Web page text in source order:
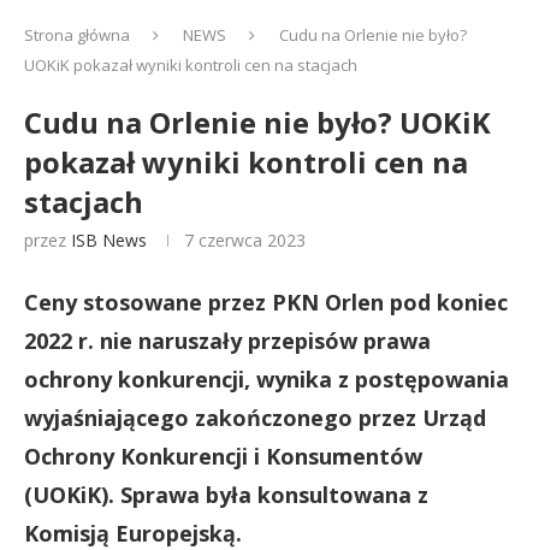
Strona główna NEWS
Cudu na Orlenie nie było?
UOKiK pokazał wyniki kontroli cen na stacjach
Cudu na Orlenie nie było? UOKiK
pokazał wyniki kontroli cen na
stacjach
przez ISB News 7 czerwca 2023
Ceny stosowane przez PKN Orlen pod koniec
2022 r. nie naruszały przepisów prawa
ochrony konkurencji, wynika z postępowania
wyjaśniającego zakończonego przez Urząd
Ochrony Konkurencji i Konsumentów
(UOKiK). Sprawa była konsultowana z
Komisją Europejską.